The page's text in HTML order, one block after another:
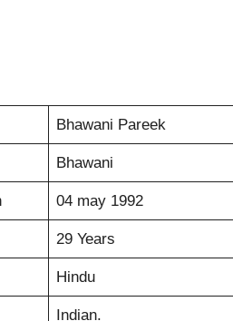
Bhawani Pareek
Bhawani
04 may 1992
29 Years
Hindu
Indian.